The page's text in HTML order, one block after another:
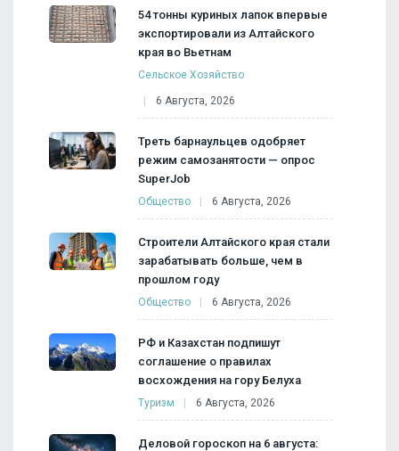
54 тонны куриных лапок впервые
экспортировали из Алтайского
края во Вьетнам
Сельское Хозяйство
6 Августа, 2026
Треть барнаульцев одобряет
режим самозанятости — опрос
SuperJob
Общество 6 Августа, 2026
Строители Алтайского края стали
зарабатывать больше, чем в
прошлом году
Общество 6 Августа, 2026
РФ и Казахстан подпишут
соглашение о правилах
восхождения на гору Белуха
Туризм 6 Августа, 2026
Деловой гороскоп на 6 августа: